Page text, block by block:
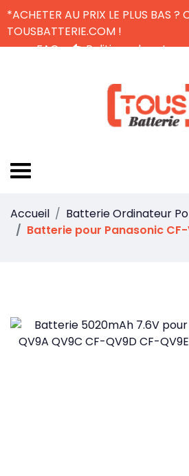
*ACHETER AU PRIX LE PLUS BAS ?
TOUSBATTERIE.COM !
FAQ
Politique de retour
Accueil Batterie Ordinateur
Batterie pour Panasonic CF-